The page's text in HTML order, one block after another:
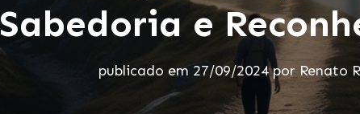
Sabedoria e
publicado em 27/09/2024por Renato